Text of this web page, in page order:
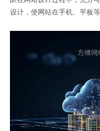
设计，使网站在手机、平板